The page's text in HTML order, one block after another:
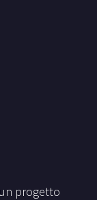
progetto